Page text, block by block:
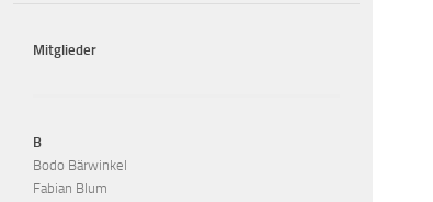
Mitglieder
B
Bodo Bärwinkel
Fabian Blum